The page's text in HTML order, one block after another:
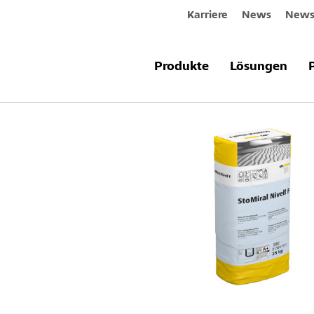
Karriere News
Produkte Lösungen
Produkte & Systeme StoMiral